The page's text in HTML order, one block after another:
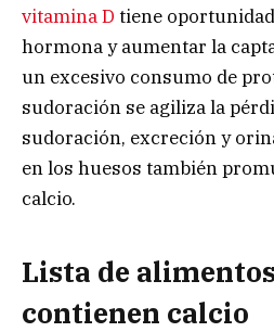
vitamina D tiene
hormona y aumentar la
un excesivo consumo de
sudoración se agiliza la
sudoración, excreción y
en los huesos también
calcio.
Lista de
contienen calcio